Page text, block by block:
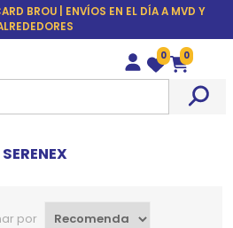
BROU | ENVÍOS EN EL DÍA A MVD Y
Wishlist
0
Carrito
0
SERENEX
por